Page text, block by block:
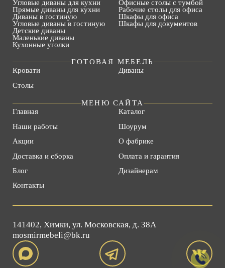
Угловые диваны для кухни
Прямые диваны для кухни
Диваны в гостиную
Угловые диваны в гостиную
Детские диваны
Маленькие диваны
Кухонные уголки
Офисные столы с тумбой
Рабочие столы для офиса
Шкафы для офиса
Шкафы для документов
ГОТОВАЯ МЕБЕЛЬ
Кровати
Диваны
Столы
МЕНЮ САЙТА
Главная
Каталог
Наши работы
Шоурум
Акции
О фабрике
Доставка и сборка
Оплата и гарантия
Блог
Дизайнерам
Контакты
141402, Химки, ул. Московская, д. 38А
mosmirmebeli@bk.ru